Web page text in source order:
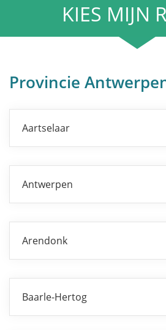
KIES MIJN
Provincie
Aartselaar
Antwerpen
Arendonk
Baarle-Hertog